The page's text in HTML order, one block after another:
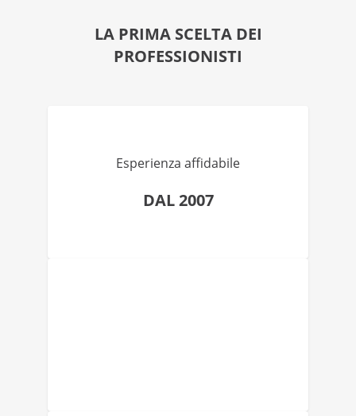
LA PRIMA SCELTA DEI
PROFESSIONISTI
Esperienza affidabile
DAL 2007